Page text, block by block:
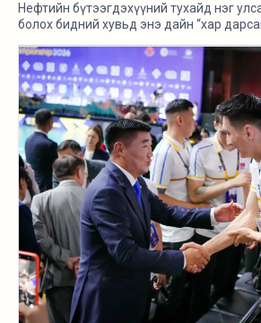
Нефтийн бүтээгдэхүүний тухайд нэг
болох бидний хувьд энэ дайн “хар
бүхнийг бодитой тооцож, болзошгүй
урьдчилж харж, хариу арга хэмжээ
Засгийн газарт ч алга.